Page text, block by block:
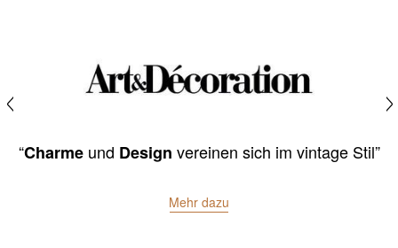
“höchste Qualitätstufe”
Mehr dazu